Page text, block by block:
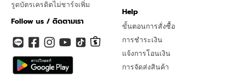
รูดบัตรเครดิตไม่ชาร์จเพิ่ม
Follow us / ติดตามเรา
Help
ขั้นตอนการสั่งซื้อ
การชำระเงิน
แจ้งการโอนเงิน
การจัดส่งสินค้า